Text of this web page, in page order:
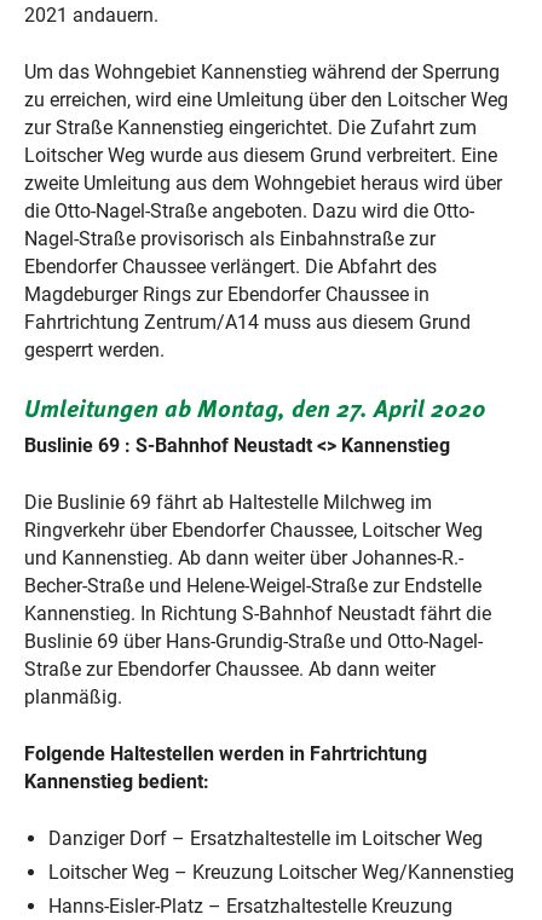
2021 andauern.
Um das Wohngebiet Kannenstieg während der Sperrung
zu erreichen, wird eine Umleitung über den Loitscher Weg
zur Straße Kannenstieg eingerichtet. Die Zufahrt zum
Loitscher Weg wurde aus diesem Grund verbreitert. Eine
zweite Umleitung aus dem Wohngebiet heraus wird über
die Otto-Nagel-Straße angeboten. Dazu wird die Otto-
Nagel-Straße provisorisch als Einbahnstraße zur
Ebendorfer Chaussee verlängert. Die Abfahrt des
Magdeburger Rings zur Ebendorfer Chaussee in
Fahrtrichtung Zentrum/A14 muss aus diesem Grund
gesperrt werden.
Umleitungen ab Montag, den 27. April 2020
Buslinie 69 : S-Bahnhof Neustadt <> Kannenstieg
Die Buslinie 69 fährt ab Haltestelle Milchweg im
Ringverkehr über Ebendorfer Chaussee, Loitscher Weg
und Kannenstieg. Ab dann weiter über Johannes-R.-
Becher-Straße und Helene-Weigel-Straße zur Endstelle
Kannenstieg. In Richtung S-Bahnhof Neustadt fährt die
Buslinie 69 über Hans-Grundig-Straße und Otto-Nagel-
Straße zur Ebendorfer Chaussee. Ab dann weiter
planmäßig.
Folgende Haltestellen werden in Fahrtrichtung
Kannenstieg bedient:
Danziger Dorf – Ersatzhaltestelle im Loitscher Weg
Loitscher Weg – Kreuzung Loitscher Weg/Kannenstieg
Hanns-Eisler-Platz – Ersatzhaltestelle Kreuzung